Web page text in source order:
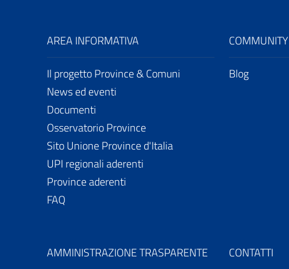
AREA INFORMATIVA
Il progetto Province & Comuni
News ed eventi
Documenti
Osservatorio Province
Sito Unione Province d'Italia
UPI regionali aderenti
Province aderenti
FAQ
COMMUNITY
Blog
AMMINISTRAZIONE TRASPARENTE CONTATTI